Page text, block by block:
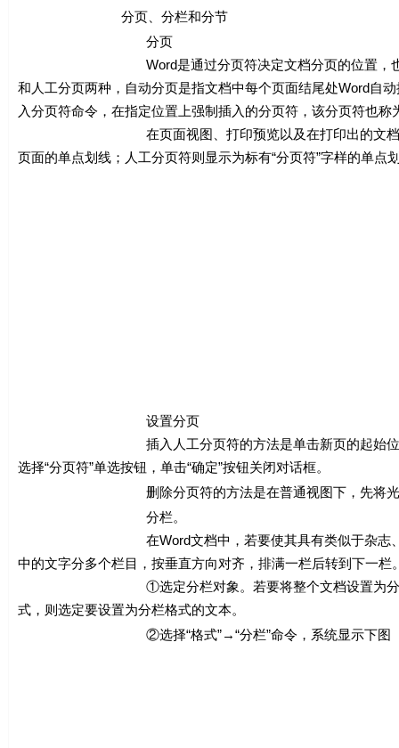
分页、分栏和分节
分页
Word是通过分页符决定文档分页的位置，也就是说
和人工分页两种，自动分页是指文档中每个页面结尾处Word自
入分页符命令，在指定位置上强制插入的分页符，该分页符也称
在页面视图、打印预览以及在打印出的文档中，分页
页面的单点划线；人工分页符则显示为标有“分页符”字样的单点
设置分页
插入人工分页符的方法是单击新页的起始位置，选择
选择“分页符”单选按钮，单击“确定”按钮关闭对话框。
删除分页符的方法是在普通视图下，先将光标移到
分栏。
在Word文档中，若要使其具有类似于杂志、报刊的
中的文字分多个栏目，按垂直方向对齐，排满一栏后转到下一
①选定分栏对象。若要将整个文档设置为分栏格式，
式，则选定要设置为分栏格式的文本。
②选择“格式”→“分栏”命令，系统显示下图（a）